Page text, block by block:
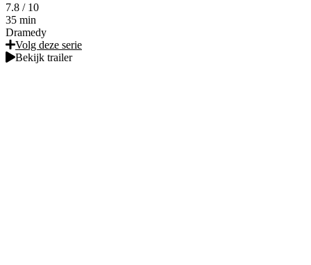
7.8 / 10
35 min
Dramedy
Volg deze serie
Bekijk trailer